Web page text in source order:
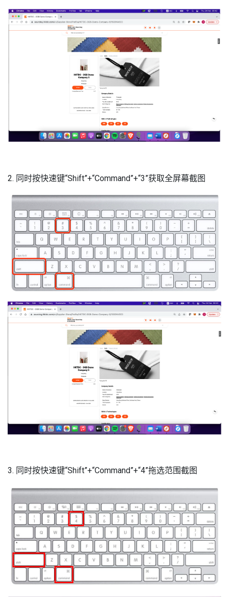
2. 同时按快速键“Shift”+“Command”+“3”获取全屏幕截图
3. 同时按快速键“Shift”+“Command”+“4”拖选范围截图